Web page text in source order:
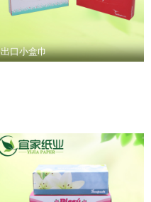
出口小盒巾